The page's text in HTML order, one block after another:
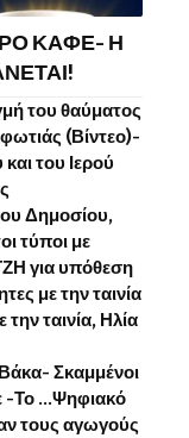
ΚΑΦΕ- Η
του θαύματος
(Βίντεο)-
του Ιερού
Δημοσίου,
τύποι με
για υπόθεση
με την ταινία
την ταινία, Ηλία
Σκαμμένοι
-Το …Ψηφιακό
τους αγωγούς